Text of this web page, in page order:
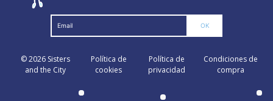
© 2026 Sisters
and the City
Política de
cookies
Política de
privacidad
Condiciones de
compra